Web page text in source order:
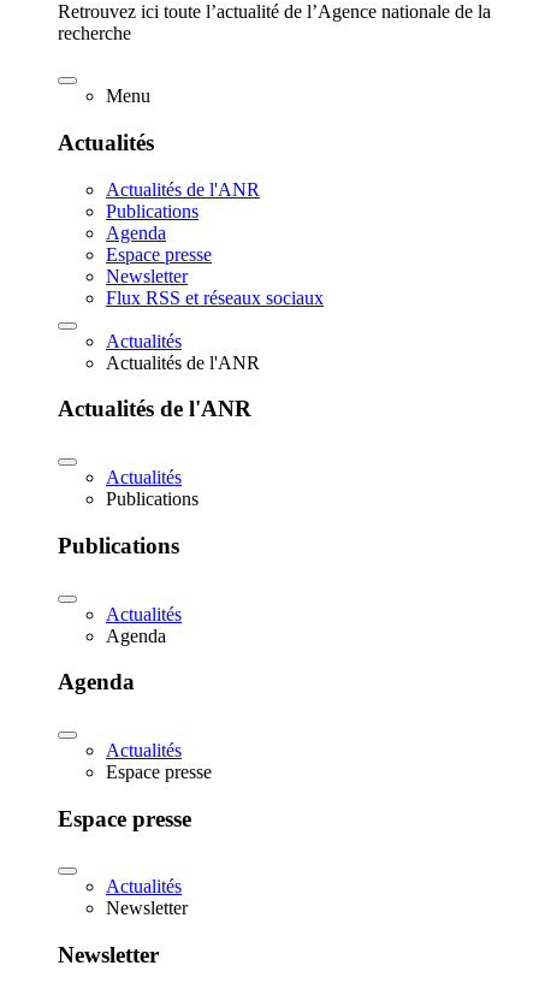
Retrouvez ici toute l’actualité de l’Agence nationale de la
recherche
Menu
Actualités
Actualités de l'ANR
Publications
Agenda
Espace presse
Newsletter
Flux RSS et réseaux sociaux
Actualités
Actualités de l'ANR
Actualités de l'ANR
Actualités
Publications
Publications
Actualités
Agenda
Agenda
Actualités
Espace presse
Espace presse
Actualités
Newsletter
Newsletter